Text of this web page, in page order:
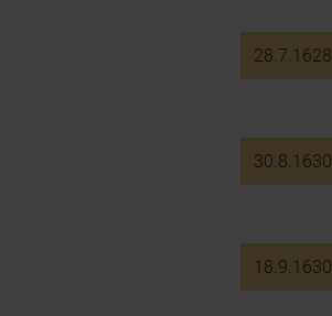
28.7.1628
30.8.1630
18.9.1630